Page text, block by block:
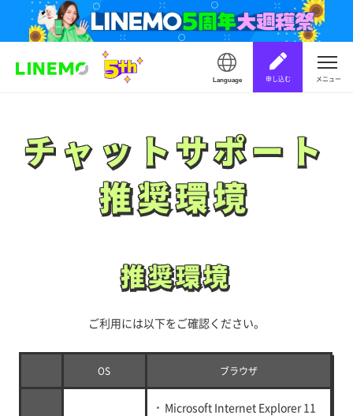
Language 申し込む メニュー
チャットサポート
推奨環境
チャットサポート
推奨環境
推奨環境
推奨環境
ご利用には以下をご確認ください。
OS ブラウザ
Microsoft Internet Explorer 11